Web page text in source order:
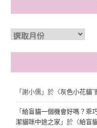
「 謝小儒」於〈 灰色小花貓“
「 給盲貓一個機會好嗎？乖
潔貓咪中途之家 」於〈給盲